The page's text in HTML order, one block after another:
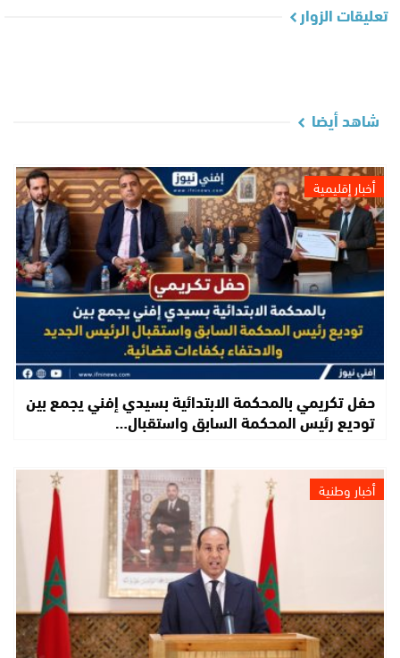
تعليقات الزوار
شاهد أيضا
أخبار إقليمية
حفل تكريمي بالمحكمة الابتدائية بسيدي إفني يجمع بين
توديع رئيس المحكمة السابق واستقبال…
أخبار وطنية